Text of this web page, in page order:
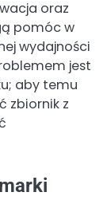
oraz
pomóc w
wydajności
jest
aby temu
zbiornik z